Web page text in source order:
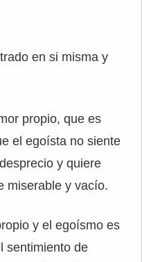
en si misma y
propio, que es
el egoísta no siente
y quiere
miserable y vacío.
y el egoísmo es
sentimiento de